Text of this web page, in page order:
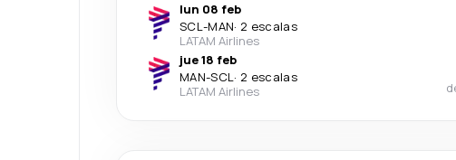
lun 08 feb
SCL-MAN· 2 escalas
LATAM Airlines
jue 18 feb
MAN-SCL· 2 escalas
LATAM Airlines